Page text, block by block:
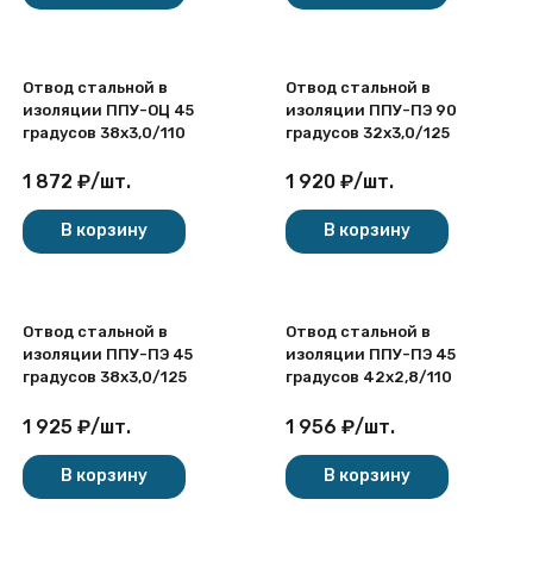
Отвод стальной в
изоляции ППУ-ОЦ 45
градусов 38х3,0/110
1 872 ₽/шт.
В корзину
Отвод стальной в
изоляции ППУ-ПЭ 90
градусов 32х3,0/125
1 920 ₽/шт.
В корзину
Отвод стальной в
изоляции ППУ-ПЭ 45
градусов 38х3,0/125
1 925 ₽/шт.
В корзину
Отвод стальной в
изоляции ППУ-ПЭ 45
градусов 42х2,8/110
1 956 ₽/шт.
В корзину